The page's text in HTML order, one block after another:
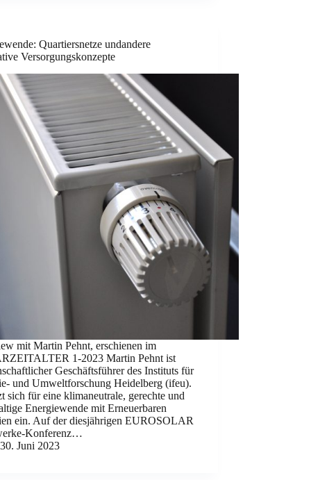
Quartiersnetze undandere
Versorgungskonzepte
mit Martin Pehnt, erschienen im
1-2023 Martin Pehnt ist
Geschäftsführer des Instituts für
und Umweltforschung Heidelberg (ifeu).
sich für eine klimaneutrale, gerechte und
Energiewende mit Erneuerbaren
ein. Auf der diesjährigen EUROSOLAR
Konferenz…
30. Juni 2023